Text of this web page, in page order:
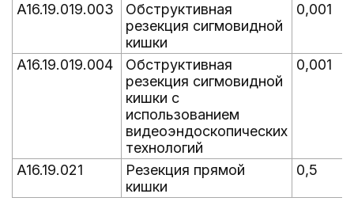
A16.19.019.003
Обструктивная
резекция сигмовидной
кишки
0,001
A16.19.019.004
Обструктивная
резекция сигмовидной
кишки с
использованием
видеоэндоскопических
технологий
0,001
A16.19.021
Резекция прямой
кишки
0,5